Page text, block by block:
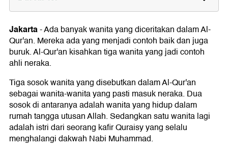
Wanita Ahli Neraka yang Disebutkan dalam
Al-Qur'an
1. Istri Nabi Nuh As
2. Istri Nabi Luth As
3. Istri Abu Lahab
Jakarta-Ada banyak wanita yang diceritakan dalam Al-
Qur'an. Mereka ada yang menjadi contoh baik dan juga
buruk. Al-Qur'an kisahkan tiga wanita yang jadi contoh
ahli neraka.
Tiga sosok wanita yang disebutkan dalam Al-Qur'an
sebagai wanita-wanita yang pasti masuk neraka. Dua
sosok di antaranya adalah wanita yang hidup dalam
rumah tangga utusan Allah. Sedangkan satu wanita lagi
adalah istri dari seorang kafir Quraisy yang selalu
menghalangi dakwah Nabi Muhammad.